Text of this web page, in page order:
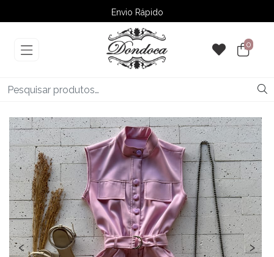
Envio Rápido
➚ Ofertas– Até 60% OFF
0
‹ ›